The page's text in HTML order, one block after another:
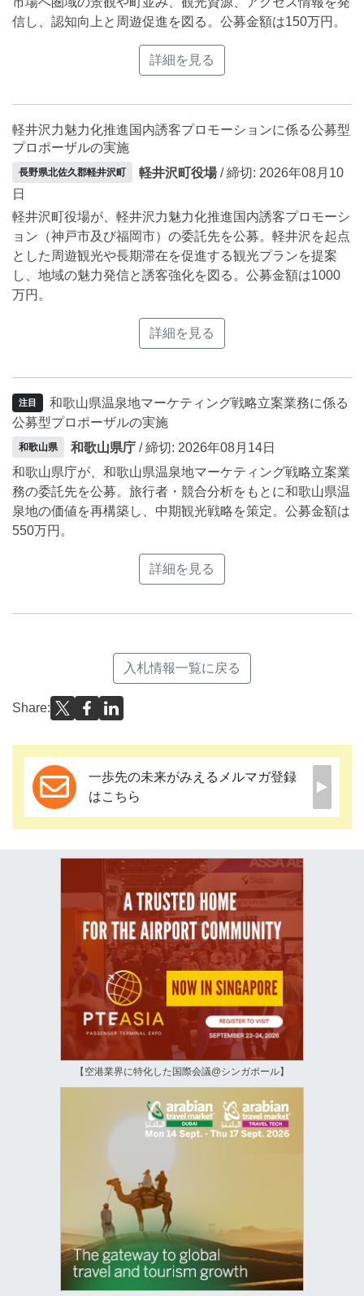
信し、認知向上と周遊促進を図る。公募金額は150万円。
詳細を見る
軽井沢力魅力化推進国内誘客プロモーションに係る公募型
プロポーザルの実施
長野県北佐久郡軽井沢町 軽井沢町役場/ 締切: 2026年08月10
日
軽井沢町役場が、軽井沢力魅力化推進国内誘客プロモーシ
ョン（神戸市及び福岡市）の委託先を公募。軽井沢を起点
とした周遊観光や長期滞在を促進する観光プランを提案
し、地域の魅力発信と誘客強化を図る。公募金額は1000
万円。
詳細を見る
注目
和歌山県温泉地マーケティング戦略立案業務に係る
公募型プロポーザルの実施
和歌山県 和歌山県庁 / 締切: 2026年08月14日
和歌山県庁が、和歌山県温泉地マーケティング戦略立案業
務の委託先を公募。旅行者・競合分析をもとに和歌山県温
泉地の価値を再構築し、中期観光戦略を策定。公募金額は
550万円。
詳細を見る
入札情報一覧に戻る
Share:
一歩先の未来がみえるメルマガ登録
はこちら
【空港業界に特化した国際会議@シンガポール】